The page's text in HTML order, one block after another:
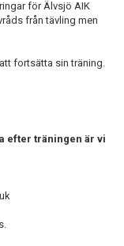
för Älvsjö AIK
från tävling men
fortsätta sin träning.
efter träningen är vi